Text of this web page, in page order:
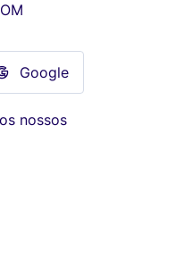
Google
nossos